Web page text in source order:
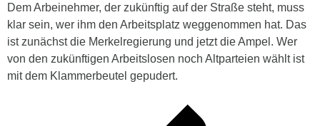
Dem Arbeinehmer, der zukünftig auf der Straße steht, muss
klar sein, wer ihm den Arbeitsplatz weggenommen hat. Das
ist zunächst die Merkelregierung und jetzt die Ampel. Wer
von den zukünftigen Arbeitslosen noch Altparteien wählt ist
mit dem Klammerbeutel gepudert.